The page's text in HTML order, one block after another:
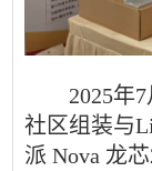
2025年7
社区组装与
派 Nova 龙